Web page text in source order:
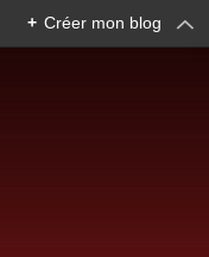
+ Créer mon blog